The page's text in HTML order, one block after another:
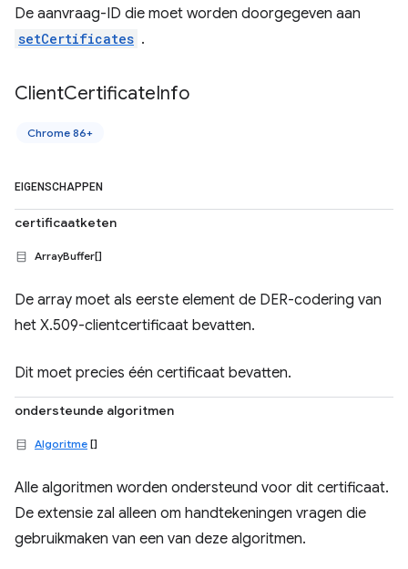
De aanvraag-ID die moet worden doorgegeven aan
setCertificates .
ClientCertificateInfo
Chrome 86+
EIGENSCHAPPEN
certificaatketen
ArrayBuffer[]
De array moet als eerste element de DER-codering van
het X.509-clientcertificaat bevatten.
Dit moet precies één certificaat bevatten.
ondersteunde algoritmen
Algoritme []
Alle algoritmen worden ondersteund voor dit certificaat.
De extensie zal alleen om handtekeningen vragen die
gebruikmaken van een van deze algoritmen.